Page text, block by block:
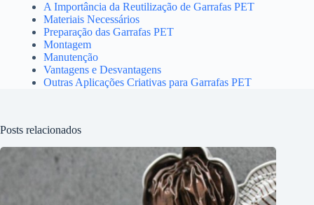
A Importância da Reutilização de Garrafas PET
Materiais Necessários
Preparação das Garrafas PET
Montagem
Manutenção
Vantagens e Desvantagens
Outras Aplicações Criativas para Garrafas PET
Posts relacionados